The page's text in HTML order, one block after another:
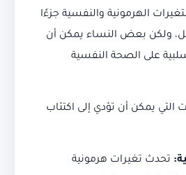
الهرمونية والنفسية جزءًا
ولكن بعض النساء يمكن أن
على الصحة النفسية
التي يمكن أن تؤدي إلى اكتئاب
تحدث تغيرات هرمونية